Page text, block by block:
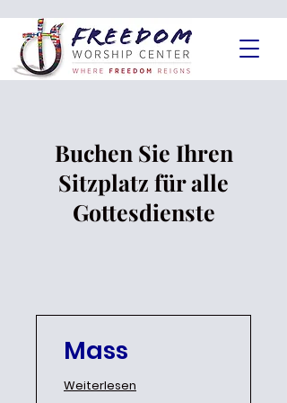
Buchen Sie Ihren
Sitzplatz für alle
Gottesdienste
Mass
Weiterlesen